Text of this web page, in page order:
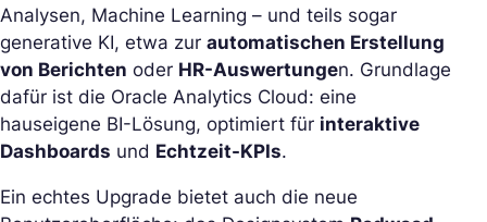
Analysen, Machine Learning – und teils sogar
generative KI, etwa zur automatischen Erstellung
von Berichten oder HR-Auswertungen. Grundlage
dafür ist die Oracle Analytics Cloud: eine
hauseigene BI-Lösung, optimiert für interaktive
Dashboards und Echtzeit-KPIs.
Ein echtes Upgrade bietet auch die neue